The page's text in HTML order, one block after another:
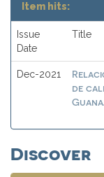
Item hits:
Issue
Date
Title
Dec-2021
de
Discover